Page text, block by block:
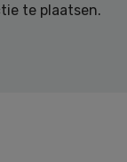
te plaatsen.